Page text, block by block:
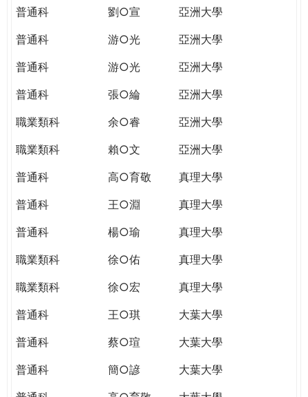
普通科
劉○宣
亞洲大學
普通科
游○光
亞洲大學
普通科
游○光
亞洲大學
普通科
張○綸
亞洲大學
職業類科
余○睿
亞洲大學
職業類科
賴○文
亞洲大學
普通科
高○育敬
真理大學
普通科
王○淵
真理大學
普通科
楊○瑜
真理大學
職業類科
徐○佑
真理大學
職業類科
徐○宏
真理大學
普通科
王○琪
大葉大學
普通科
蔡○瑄
大葉大學
普通科
簡○諺
大葉大學